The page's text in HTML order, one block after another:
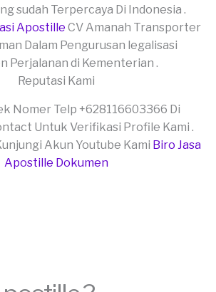
sudah Terpercaya Di Indonesia .
Apostille CV Amanah Transporter
Dalam Pengurusan legalisasi
Perjalanan di Kementerian .
Reputasi Kami
Nomer Telp +628116603366 Di
Untuk Verifikasi Profile Kami .
Akun Youtube Kami Biro Jasa
Apostille Dokumen